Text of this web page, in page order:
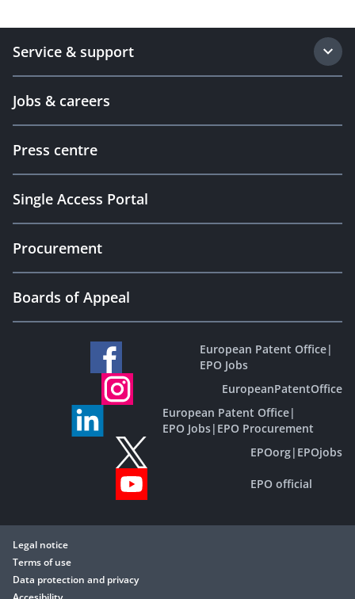
Service & support
Jobs & careers
Press centre
Single Access Portal
Procurement
Boards of Appeal
European Patent Office|
EPO Jobs
EuropeanPatentOffice
European Patent Office|
EPO Jobs| EPO Procurement
EPOorg| EPOjobs
EPO official
Legal notice
Terms of use
Data protection and privacy